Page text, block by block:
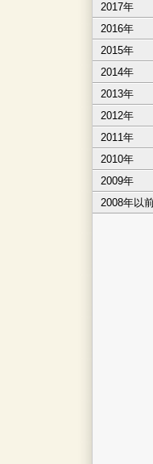
2017年
2016年
2015年
2014年
2013年
2012年
2011年
2010年
2009年
2008年以